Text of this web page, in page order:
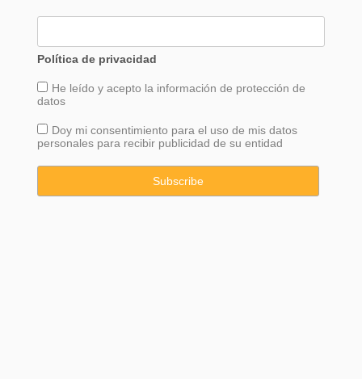
Política de privacidad
He leído y acepto la información de protección de
datos
Doy mi consentimiento para el uso de mis datos
personales para recibir publicidad de su entidad